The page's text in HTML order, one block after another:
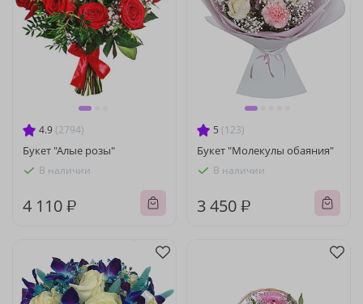
4.9 (2794)
Букет "Алые розы"
В наличии
4 110 ₽
5 (123)
Букет "Молекулы обаяния"
В наличии
3 450 ₽